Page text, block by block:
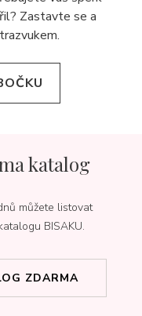
Zastavte se a
katalog
můžete listovat
BISAKU.
ZDARMA